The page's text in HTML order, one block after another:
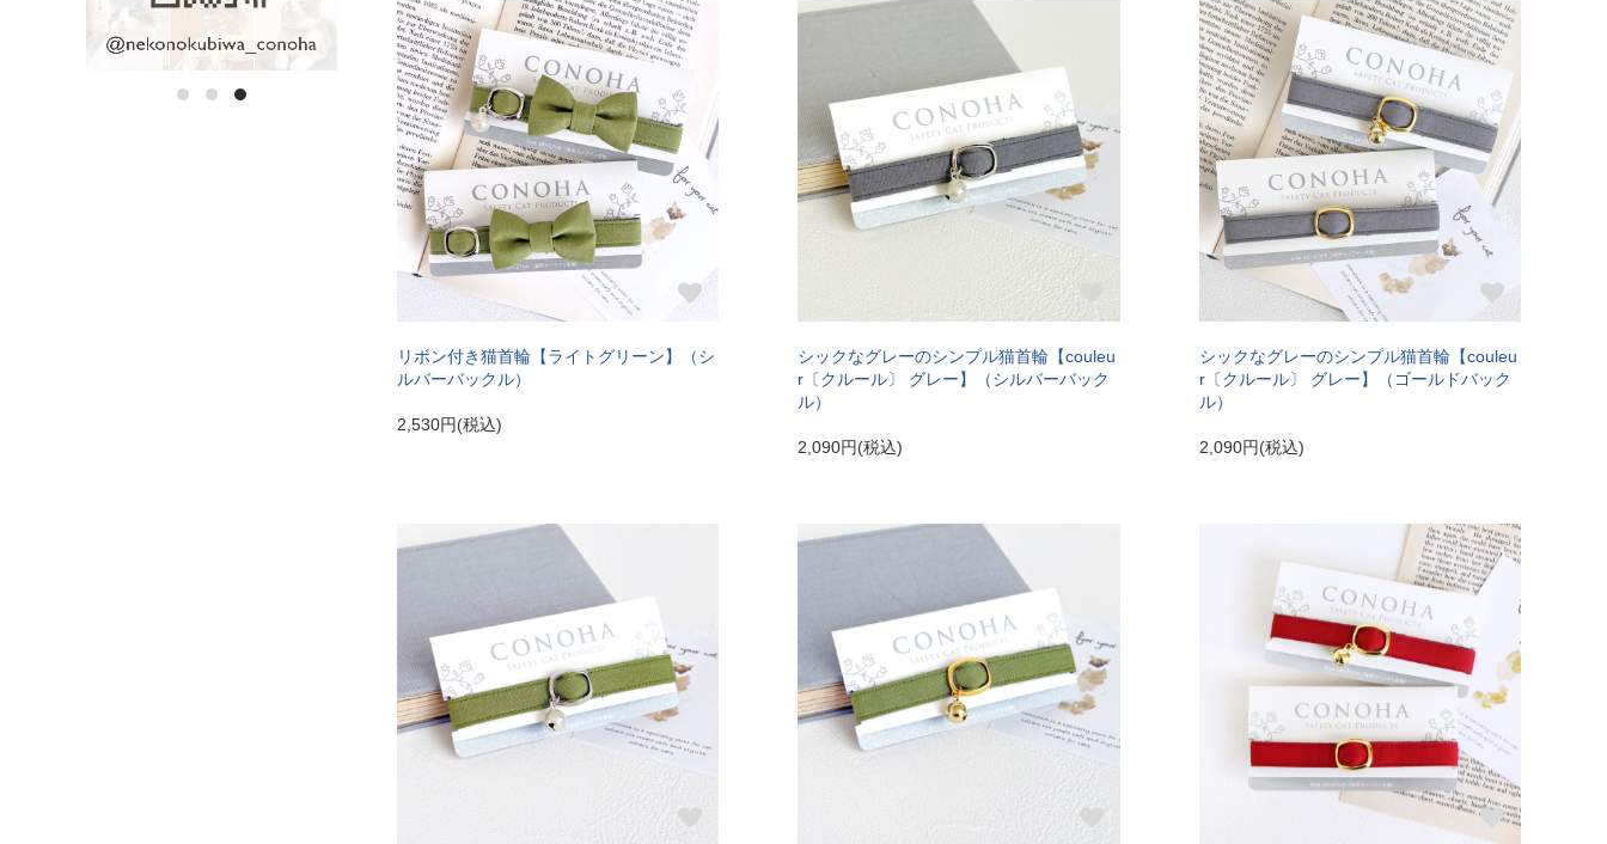
リボン付き猫首輪【ライトグリーン】（シ
ルバーバックル）
2,530円(税込)
シックなグレーのシンプル猫首輪【couleu
r〔クルール〕 グレー】（シルバーバック
ル）
2,090円(税込)
シックなグレーのシンプル猫首輪【couleu
r〔クルール〕 グレー】（ゴールドバック
ル）
2,090円(税込)